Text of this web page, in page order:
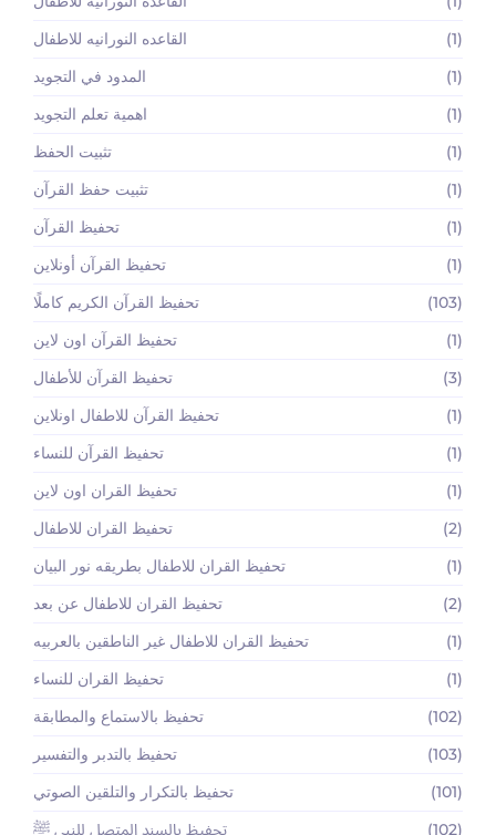
القاعده النورانيه للاطفال
(1)
المدود في التجويد
(1)
اهمية تعلم التجويد
(1)
تثبيت الحفظ
(1)
تثبيت حفظ القرآن
(1)
تحفيظ القرآن
(1)
تحفيظ القرآن أونلاين
(1)
تحفيظ القرآن الكريم كاملًا
(103)
تحفيظ القرآن اون لاين
(1)
تحفيظ القرآن للأطفال
(3)
تحفيظ القرآن للاطفال اونلاين
(1)
تحفيظ القرآن للنساء
(1)
تحفيظ القران اون لاين
(1)
تحفيظ القران للاطفال
(2)
تحفيظ القران للاطفال بطريقه نور البيان
(1)
تحفيظ القران للاطفال عن بعد
(2)
تحفيظ القران للاطفال غير الناطقين بالعربيه
(1)
تحفيظ القران للنساء
(1)
تحفيظ بالاستماع والمطابقة
(102)
تحفيظ بالتدبر والتفسير
(103)
تحفيظ بالتكرار والتلقين الصوتي
(101)
تحفيظ بالسند المتصل للنبي ﷺ
(102)